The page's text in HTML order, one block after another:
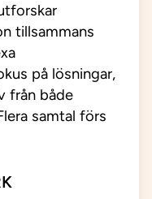
tillsammans
på lösningar,
från både
samtal förs